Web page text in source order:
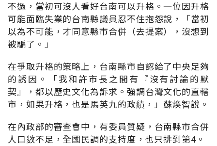
不過，當初可沒人看好台南可以升格。一位因升格
可能面臨失業的台南縣議員忍不住抱怨說，「當初
以為不可能，才同意縣市合併（去提案），沒想到
被騙了。」
在爭取升格的策略上，台南縣市自認給了中央足夠
的誘因。「我和許市長之間有『沒有討論的默
契』，都以歷史文化為訴求。強調台灣文化的直轄
市，如果升格，也是馬英九的政績，」蘇煥智說。
在內政部的審查會中，有委員質疑，台南縣市合併
人口數不足，全國民調的支持度，也只排到第4。